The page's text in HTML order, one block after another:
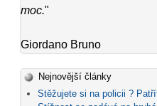
moc."
Giordano Bruno
Nejnovější články
Stěžujete si na policii ?